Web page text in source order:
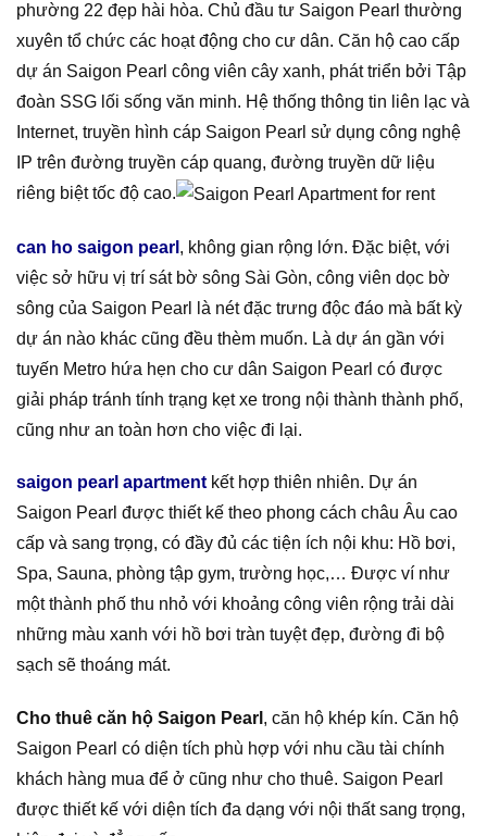
phường 22 đẹp hài hòa. Chủ đầu tư Saigon Pearl thường
xuyên tổ chức các hoạt động cho cư dân. Căn hộ cao cấp
dự án Saigon Pearl công viên cây xanh, phát triển bởi Tập
đoàn SSG lối sống văn minh. Hệ thống thông tin liên lạc và
Internet, truyền hình cáp Saigon Pearl sử dụng công nghệ
IP trên đường truyền cáp quang, đường truyền dữ liệu
riêng biệt tốc độ cao.
can ho saigon pearl , không gian rộng lớn. Đặc biệt, với
việc sở hữu vị trí sát bờ sông Sài Gòn, công viên dọc bờ
sông của Saigon Pearl là nét đặc trưng độc đáo mà bất kỳ
dự án nào khác cũng đều thèm muốn. Là dự án gần với
tuyến Metro hứa hẹn cho cư dân Saigon Pearl có được
giải pháp tránh tính trạng kẹt xe trong nội thành thành phố,
cũng như an toàn hơn cho việc đi lại.
saigon pearl apartment kết hợp thiên nhiên. Dự án
Saigon Pearl được thiết kế theo phong cách châu Âu cao
cấp và sang trọng, có đầy đủ các tiện ích nội khu: Hồ bơi,
Spa, Sauna, phòng tập gym, trường học,… Được ví như
một thành phố thu nhỏ với khoảng công viên rộng trải dài
những màu xanh với hồ bơi tràn tuyệt đẹp, đường đi bộ
sạch sẽ thoáng mát.
Cho thuê căn hộ Saigon Pearl , căn hộ khép kín. Căn hộ
Saigon Pearl có diện tích phù hợp với nhu cầu tài chính
khách hàng mua để ở cũng như cho thuê. Saigon Pearl
được thiết kế với diện tích đa dạng với nội thất sang trọng,